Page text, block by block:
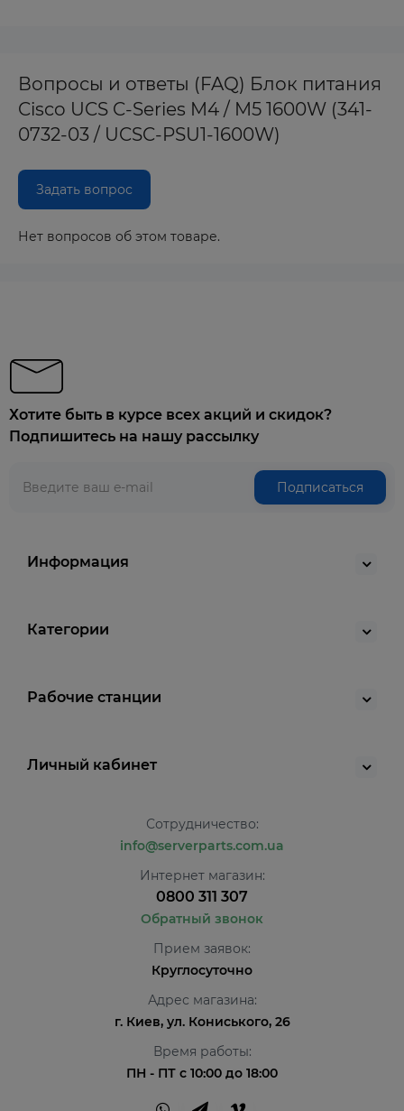
Вопросы и ответы (FAQ) Блок питания
Cisco UCS C-Series ​​M4 / M5 1600W (341-
0732-03 / UCSC-PSU1-1600W)
Задать вопрос
Нет вопросов об этом товаре.
Хотите быть в курсе всех акций и скидок?
Подпишитесь на нашу рассылку
Подписаться
Информация
Категории
Рабочие станции
Личный кабинет
Сотрудничество:
info@serverparts.com.ua
Интернет магазин:
0800 311 307
Обратный звонок
Прием заявок:
Круглосуточно
Адрес магазина:
г. Киев, ул. Кониського, 26
Время работы:
ПН - ПТ с 10:00 до 18:00